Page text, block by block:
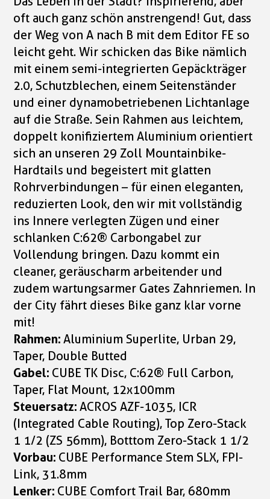
oft auch ganz schön anstrengend! Gut, dass
der Weg von A nach B mit dem Editor FE so
leicht geht. Wir schicken das Bike nämlich
mit einem semi-integrierten Gepäckträger
2.0, Schutzblechen, einem Seitenständer
und einer dynamobetriebenen Lichtanlage
auf die Straße. Sein Rahmen aus leichtem,
doppelt konifiziertem Aluminium orientiert
sich an unseren 29 Zoll Mountainbike-
Hardtails und begeistert mit glatten
Rohrverbindungen – für einen eleganten,
reduzierten Look, den wir mit vollständig
ins Innere verlegten Zügen und einer
schlanken C:62® Carbongabel zur
Vollendung bringen. Dazu kommt ein
cleaner, geräuscharm arbeitender und
zudem wartungsarmer Gates Zahnriemen. In
der City fährt dieses Bike ganz klar vorne
mit!
Rahmen:Aluminium Superlite, Urban 29,
Taper, Double Butted
Gabel: CUBE TK Disc, C:62® Full Carbon,
Taper, Flat Mount, 12x100mm
Steuersatz:ACROS AZF-1035, ICR
(Integrated Cable Routing), Top Zero-Stack
1 1/2 (ZS 56mm), Botttom Zero-Stack 1 1/2
Vorbau: CUBE Performance Stem SLX, FPI-
Link, 31.8mm
Lenker: CUBE Comfort Trail Bar, 680mm